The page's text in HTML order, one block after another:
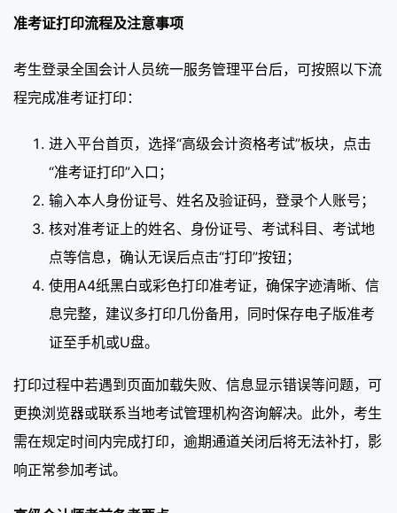
准考证打印流程及注意事项
考生登录全国会计人员统一服务管理平台后，可按照以下流
程完成准考证打印：
进入平台首页，选择“高级会计资格考试”板块，点击
“准考证打印”入口；
输入本人身份证号、姓名及验证码，登录个人账号；
核对准考证上的姓名、身份证号、考试科目、考试地
点等信息，确认无误后点击“打印”按钮；
使用A4纸黑白或彩色打印准考证，确保字迹清晰、信
息完整，建议多打印几份备用，同时保存电子版准考
证至手机或U盘。
打印过程中若遇到页面加载失败、信息显示错误等问题，可
更换浏览器或联系当地考试管理机构咨询解决。此外，考生
需在规定时间内完成打印，逾期通道关闭后将无法补打，影
响正常参加考试。